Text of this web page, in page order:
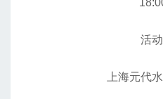
活动
上海元代水